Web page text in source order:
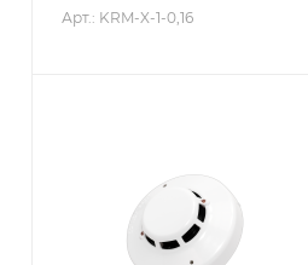
Арт.: KRM-X-1-0,16